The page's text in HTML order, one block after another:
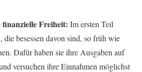
Freiheit: Im ersten Teil
die besessen davon sind, so früh wie
Dafür haben sie ihre Ausgaben auf
versuchen ihre Einnahmen möglichst